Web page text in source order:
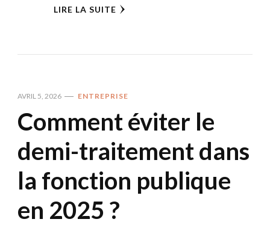
LIRE LA SUITE
AVRIL 5, 2026 ENTREPRISE
Comment éviter le
demi-traitement dans
la fonction publique
en 2025 ?